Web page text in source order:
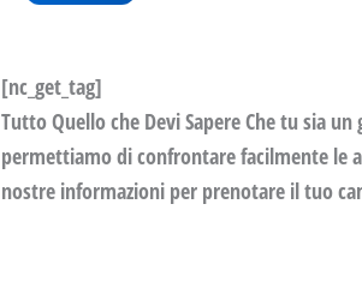
[nc_get_tag]
Tutto Quello che Devi Sapere Che tu sia
permettiamo di confrontare facilmente le
nostre informazioni per prenotare il tuo